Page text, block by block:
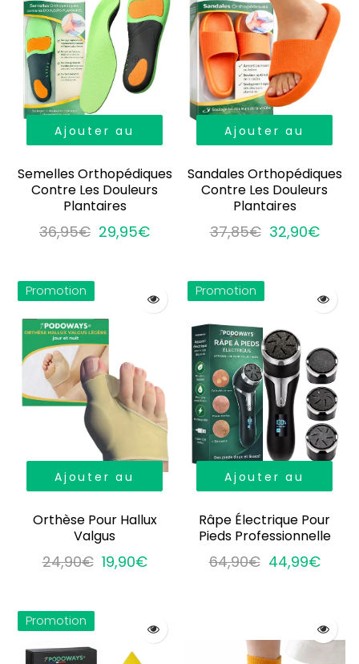
Ajouter au
Semelles Orthopédiques
Contre Les Douleurs
Plantaires
36,95€ 29,95€
Ajouter au
Sandales Orthopédiques
Contre Les Douleurs
Plantaires
37,85€ 32,90€
Promotion
Ajouter au
Orthèse Pour Hallux
Valgus
24,90€ 19,90€
Promotion
Ajouter au
Râpe Électrique Pour
Pieds Professionnelle
64,90€ 44,99€
Promotion